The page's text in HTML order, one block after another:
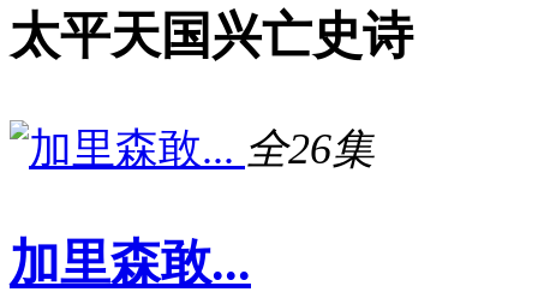
太平天国兴亡史诗
全26集
加里森敢...